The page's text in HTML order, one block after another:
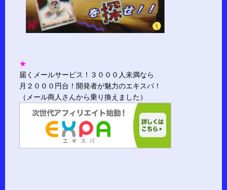
★
届くメールサービス！３０００人未満なら
月２０００円台！開発者が魅力のエキスパ！
（メール商人さんから乗り換えました）